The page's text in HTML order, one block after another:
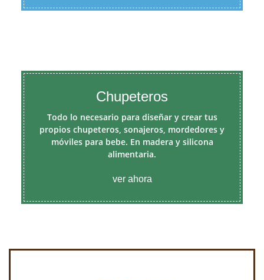
Chupeteros
Todo lo necesario para diseñar y crear tus
propios chupeteros, sonajeros, mordedores y
móviles para bebe. En madera y silicona
alimentaria.
ver ahora